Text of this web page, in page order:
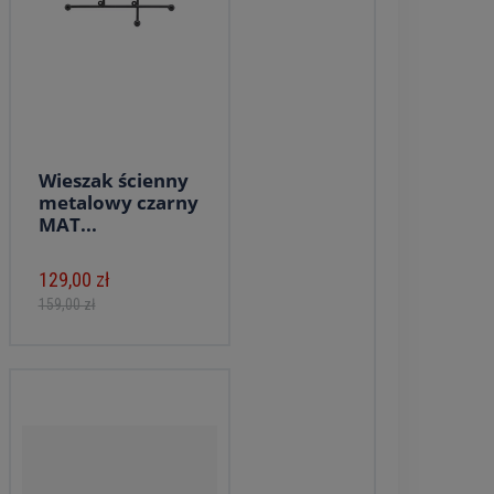
Wieszak ścienny
metalowy czarny
MAT...
129,00 zł
159,00 zł